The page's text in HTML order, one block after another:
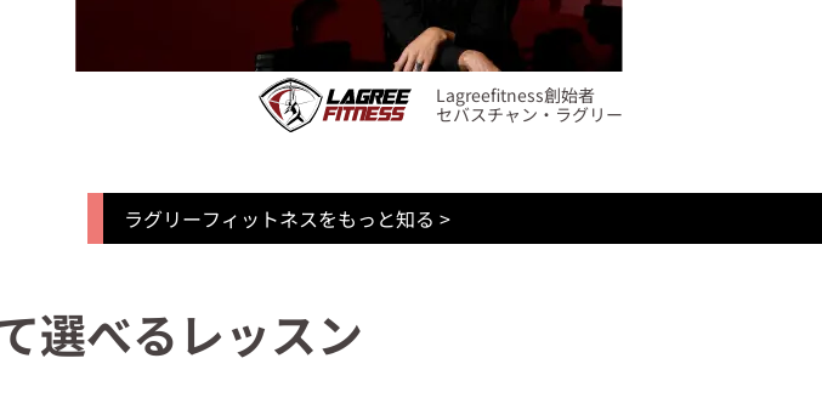
Lagreefitness創始者
セバスチャン・ラグリー
ラグリーフィットネスをもっと知る >
選べるレッスン